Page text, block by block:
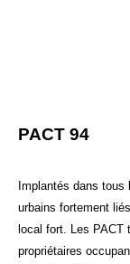
PACT 94
Implantés dans
urbains fortement
local fort. Les
propriétaires